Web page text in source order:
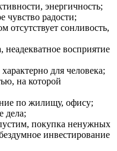
энергичность;
чувство радости;
отсутствует сонливость,
восприятие
для человека;
на которой
по жилищу, офису;
дела;
покупка ненужных
инвестирование